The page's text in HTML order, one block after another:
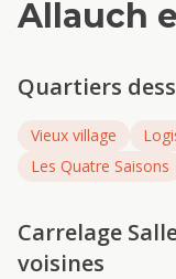
Allauch
Quartiers
Vieux village
Les Quatre Saisons
Carrelage
voisines